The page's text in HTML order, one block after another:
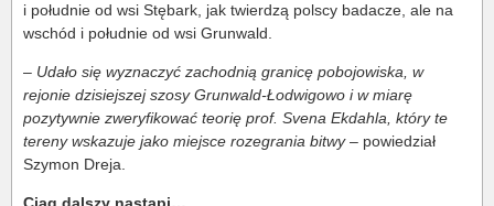
i południe od wsi Stębark, jak twierdzą polscy badacze, ale na
wschód i południe od wsi Grunwald.
– Udało się wyznaczyć zachodnią granicę pobojowiska, w
rejonie dzisiejszej szosy Grunwald-Łodwigowo i w miarę
pozytywnie zweryfikować teorię prof. Svena Ekdahla, który te
tereny wskazuje jako miejsce rozegrania bitwy– powiedział
Szymon Dreja.